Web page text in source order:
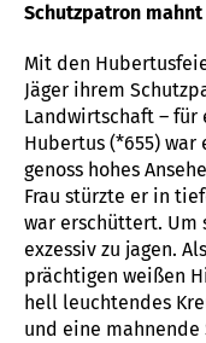
Schutzpatron
Mit den
Jäger ihrem
Landwirtschaft ­– für
Hubertus (*655)
genoss hohes
Frau stürzte er in
war erschüttert. Um
exzessiv zu jagen.
prächtigen weißen
hell leuchtendes
und eine mahnende